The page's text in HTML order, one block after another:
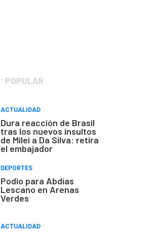
POPULAR
ACTUALIDAD
Dura reacción de Brasil
tras los nuevos insultos
de Milei a Da Silva: retira
el embajador
DEPORTES
Podio para Abdías
Lescano en Arenas
Verdes
ACTUALIDAD